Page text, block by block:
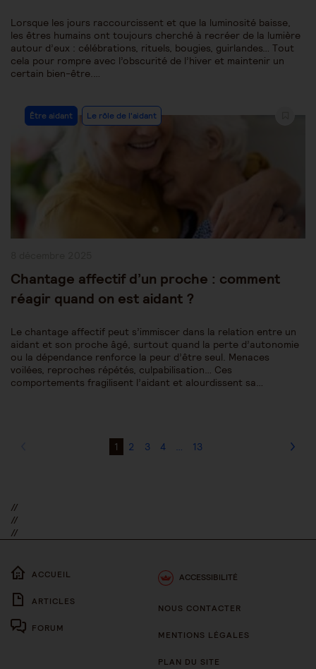
Lorsque les jours raccourcissent et que la luminosité baisse,
les êtres humains ont toujours cherché à recréer de la lumière
autour d’eux : célébrations, rituels, bougies, guirlandes… Tout
cela pour rompre avec l’obscurité de l’hiver et maintenir un
certain bien-être.…
Post
Category:
Être aidant Le rôle de l'aidant
Chantage affectif d’un proche : comment
réagir quand on est aidant ?
Le chantage affectif peut s’immiscer dans la relation entre un
aidant et son proche âgé, surtout quand la perte d’autonomie
ou la dépendance renforce la peur d’être seul. Menaces
voilées, reproches répétés, culpabilisation… Ces
comportements fragilisent l’aidant et alourdissent sa…
1 2 3 4 … 13
//
//
//
ACCUEIL
ARTICLES
FORUM
ACCESSIBILITÉ
NOUS CONTACTER
MENTIONS LÉGALES
PLAN DU SITE